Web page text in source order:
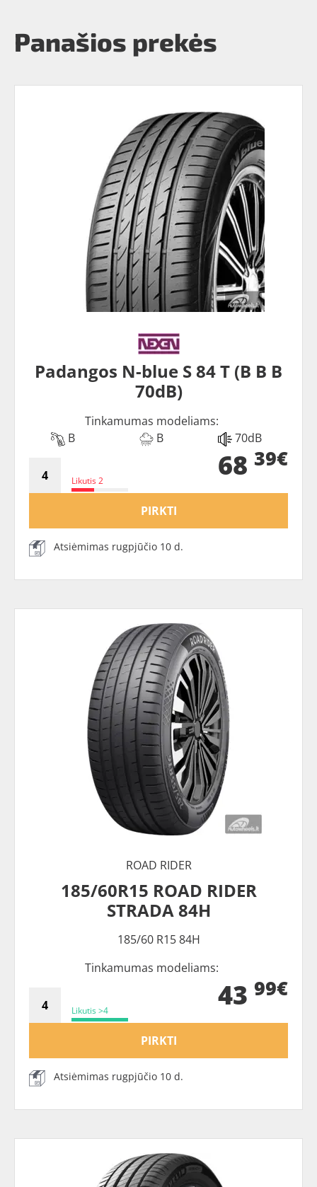
Panašios prekės
Padangos N-blue S 84 T (B B B
70dB)
Tinkamumas modeliams:
B
B 70dB
Likutis 2 68 39€
PIRKTI
Atsiėmimas rugpjūčio 10 d.
ROAD RIDER
185/60R15 ROAD RIDER
STRADA 84H
185/60 R15 84H
Tinkamumas modeliams:
Likutis >4 43 99€
PIRKTI
Atsiėmimas rugpjūčio 10 d.